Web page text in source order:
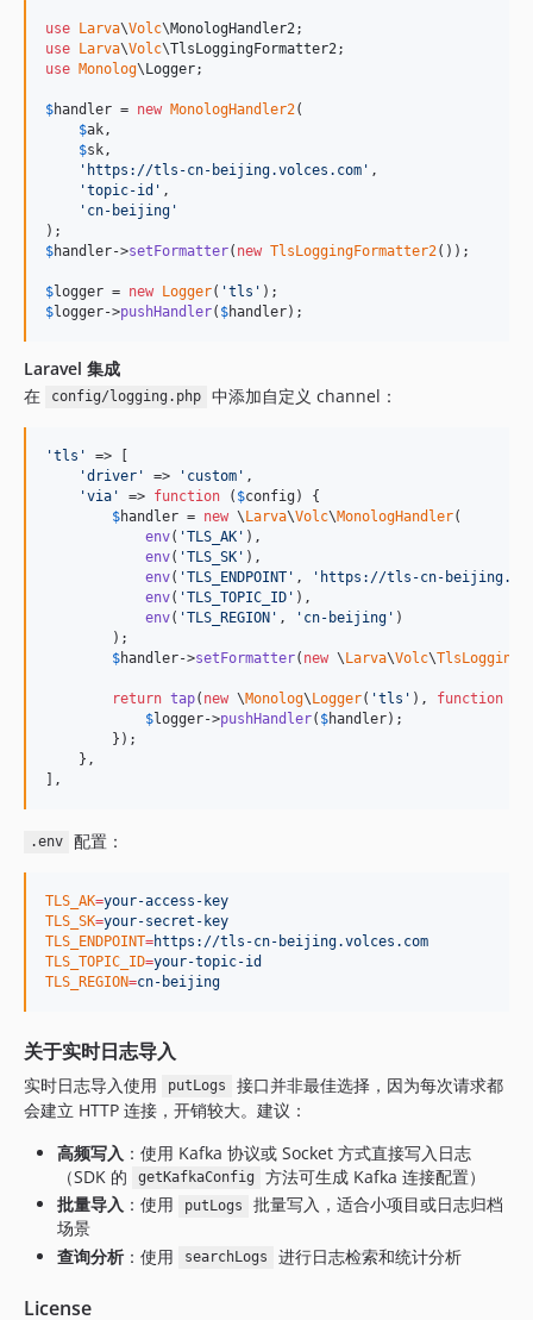
use Larva\Volc\MonologHandler2
use Larva\Volc\TlsLoggingFormatter2
use Monolog\Logger;
$handler = new MonologHandler2(
$ak ,
$sk ,
' https://tls-cn-beijing.volces.com ' ,
'topic-id ' ,
' cn-beijing '
$handler->setFormatter( new TlsLoggingFormatter2());
$logger = new Logger( 'tls '
$logger->pushHandler( $handler);
Laravel 集成
在
config/logging.php 中添加自定义 channel：
'tls '
=> [
'driver ' => ' custom ' ,
'via ' => function ( $config ) {
$handler = new \Larva\Volc\MonologHandler(
env( 'TLS_AK ' ),
env( 'TLS_SK ' ),
env( 'TLS_ENDPOINT ' , ' https://tls-cn-
env( 'TLS_TOPIC_ID ' ),
env( 'TLS_REGION ' , ' cn-beijing ' )
        );
$handler->setFormatter( new \Larva\Volc\
return tap( new \Monolog\Logger( 'tls ' ), function
$logger->pushHandler( $handler);
        });
    },
],
.env 配置：
TLS_AK=your-access-key
TLS_SK=your-secret-key
TLS_ENDPOINT=https://tls-cn-beijing.volces.com
TLS_TOPIC_ID=your-topic-id
TLS_REGION=cn-beijing
关于实时日志导入
实时日志导入使用 putLogs
接口并非最佳选择，因为每次请求都
会建立 HTTP 连接，开销较大。建议：
高频写入 ：使用 Kafka 协议或 Socket 方式直接写入日志
（SDK 的
getKafkaConfig
方法可生成 Kafka 连接配置）
批量导入 ：使用 putLogs
批量写入，适合小项目或日志归档
场景
查询分析 ：使用 searchLogs 进行日志检索和统计分析
License